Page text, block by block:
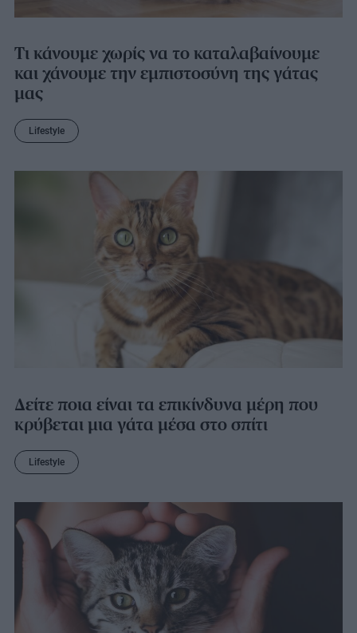
Τι κάνουμε χωρίς να το καταλαβαίνουμε
και χάνουμε την εμπιστοσύνη της γάτας
μας
Lifestyle
Δείτε ποια είναι τα επικίνδυνα μέρη που
κρύβεται μια γάτα μέσα στο σπίτι
Lifestyle